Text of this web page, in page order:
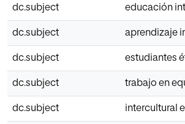
dc.subject educación
dc.subject aprendizaje
dc.subject estudiantes
dc.subject trabajo en
dc.subject intercultural